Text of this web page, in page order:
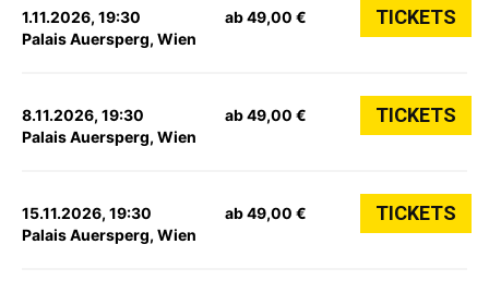
1.11.2026, 19:30
Palais Auersperg, Wien
ab 49,00 € TICKETS
8.11.2026, 19:30
Palais Auersperg, Wien
ab 49,00 € TICKETS
15.11.2026, 19:30
Palais Auersperg, Wien
ab 49,00 € TICKETS